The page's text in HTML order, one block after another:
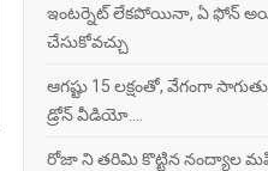
ఇంటర్నెట్ లేకపోయినా, ఏ ఫోన్
చేసుకోవచ్చు
ఆగష్టు 15 లక్షంతో, వేగంగా
డ్రోన్ వీడియో....
రోజా ని తరిమి కొట్టిన నంద్యాల